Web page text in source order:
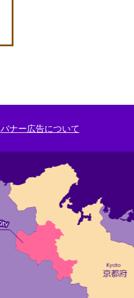
バナー広告について